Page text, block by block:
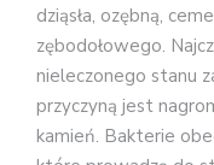
dziąsła, ozębną,
zębodołowego.
nieleczonego stanu
przyczyną jest
kamień. Bakterie